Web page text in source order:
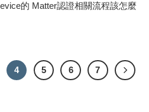
的 Matter認證相關流程該怎麼
4 5 6 7